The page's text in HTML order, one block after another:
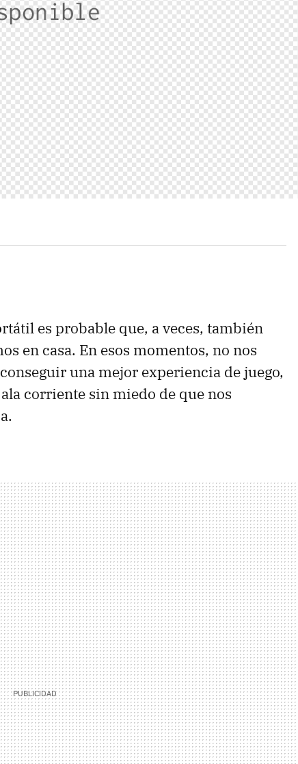
es probable que, a veces, también
en casa. En esos momentos, no nos
una mejor experiencia de juego,
corriente sin miedo de que nos